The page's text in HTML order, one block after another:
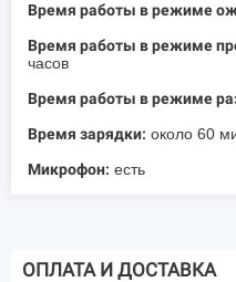
Время работы в режиме
Время работы в режиме
часов
Время работы в режиме
Время зарядки: около 60
Микрофон: есть
ОПЛАТА И ДОСТАВКА